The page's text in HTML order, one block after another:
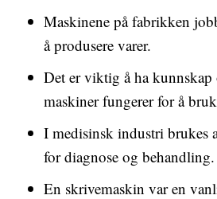
Maskinene på fabrikken
å produsere varer.
Det er viktig å ha kunnskap
maskiner fungerer for å
I medisinsk industri brukes
for diagnose og behandling.
En skrivemaskin var en